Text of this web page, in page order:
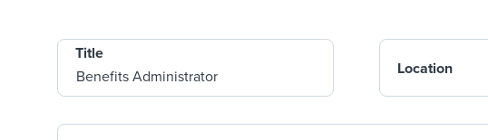
Title
Location